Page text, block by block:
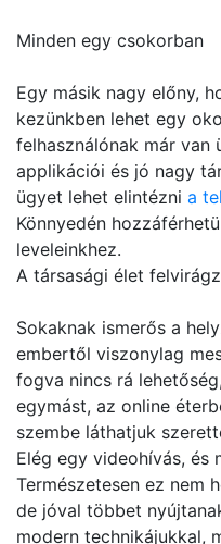
Minden egy csokorban
Egy másik nagy előny,
kezünkben lehet egy
felhasználónak már van
applikációi és jó nagy
ügyet lehet elintézni a
Könnyedén
leveleinkhez.
A társasági élet
Sokaknak ismerős a
embertől viszonylag
fogva nincs rá
egymást, az online
szembe láthatjuk
Elég egy videohívás, és
Természetesen ez nem
de jóval többet
modern technikájukkal,